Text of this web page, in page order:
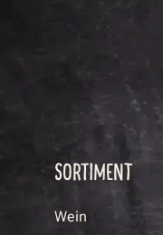
SORTIMENT
Wein